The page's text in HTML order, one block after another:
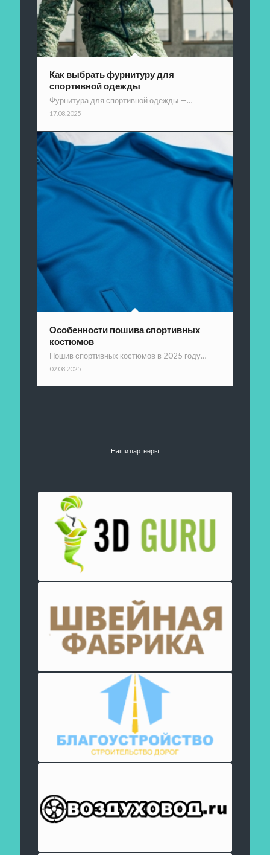
Как выбрать фурнитуру для
спортивной одежды
Фурнитура для спортивной одежды —…
17.08.2025
Особенности пошива спортивных
костюмов
Пошив спортивных костюмов в 2025 году…
02.08.2025
Наши партнеры